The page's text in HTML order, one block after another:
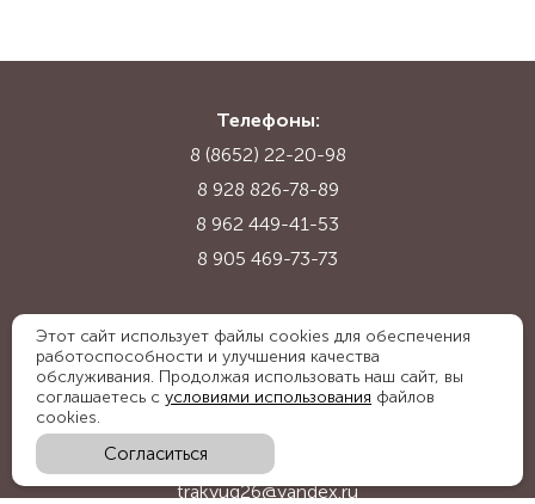
Телефоны:
8 (8652) 22-20-98
8 928 826-78-89
8 962 449-41-53
8 905 469-73-73
Адрес:
Ставропольский край, с. Надежда,
ул. Промышленная, 1Б
trakyug26@yandex.ru
Этот сайт использует файлы cookies для обеспечения
работоспособности и улучшения качества
обслуживания. Продолжая использовать наш сайт, вы
соглашаетесь с условиями использования файлов
cookies.
Согласиться